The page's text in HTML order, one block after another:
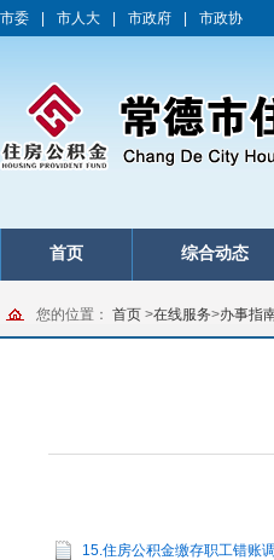
市委 市人大 市政府 市政协
首页 综合动态
您的位置： 首页 >在线服务>办事指
15.住房公积金缴存职工错账